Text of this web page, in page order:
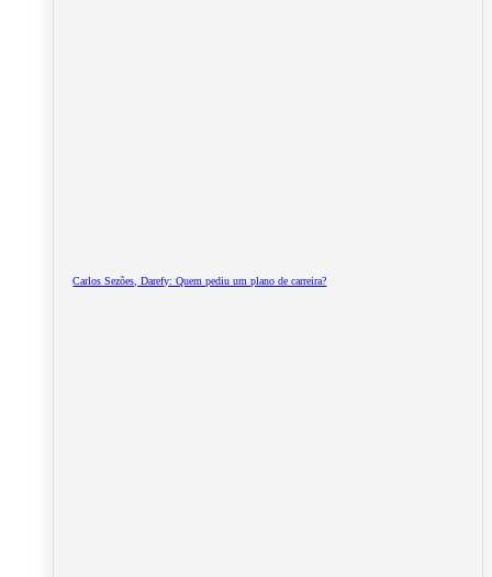
Carlos Sezões, Darefy: Quem pediu um plano de carreira?